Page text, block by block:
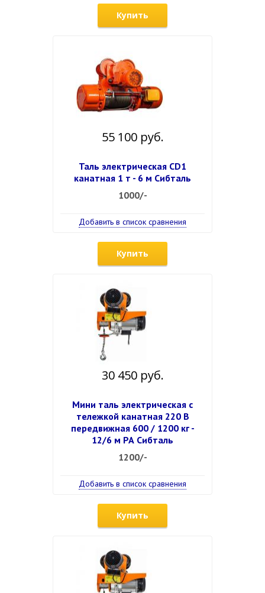
Купить
55 100 руб.
Таль электрическая CD1
канатная 1 т - 6 м Сибталь
1000/-
Добавить в список сравнения
Купить
30 450 руб.
Мини таль электрическая с
тележкой канатная 220 В
передвижная 600 / 1200 кг -
12/6 м РА Сибталь
1200/-
Добавить в список сравнения
Купить